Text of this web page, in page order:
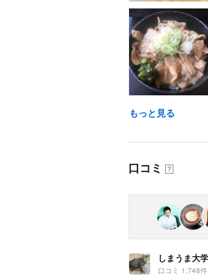
もっと見る
口コミ ？
しまうま大学
口コミ 1,748件